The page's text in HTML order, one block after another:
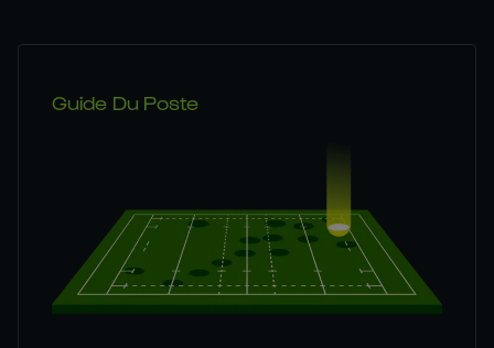
Guide Du Poste